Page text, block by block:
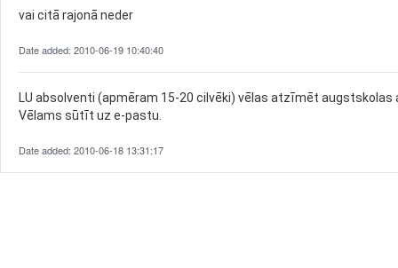
vai citā rajonā neder
Date added: 2010-06-19 10:40:40
LU absolventi (apmēram 15-20 cilvēki) vēlas atzīmēt augstskolas
Vēlams sūtīt uz e-pastu.
Date added: 2010-06-18 13:31:17